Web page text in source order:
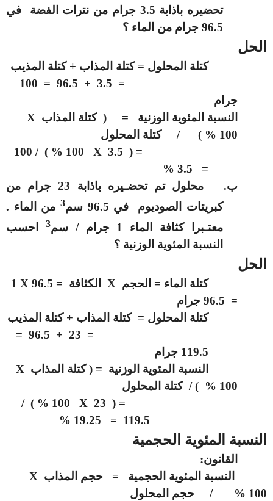
تحضيره باذابة 3.5 جرام من نترات الفضة في
96.5 جرام من الماء ؟
الحل
كتلة المحلول = كتلة المذاب + كتلة المذيب
= 3.5 + 96.5 = 100
جرام
النسبة المئوية الوزنية = ( كتلة المذاب X
100 % ) / كتلة المحلول
=
)
X
)
= 3.5 %
ب‌.
محلول تم تحضـيره باذابة 23 جرام من
كبريتات الصوديوم في 96.5 سم
3 من الماء .
معتـبرا كثافة الماء 1 جرام / سم
3
احسب
النسبة المئوية الوزنية ؟
الحل
كتلة الماء = الحجم X الكثافة = 96.5 X
= 96.5 جرام
كتلة المحلول = كتلة المذاب + كتلة المذيب
= 23 + 96.5 =
119.5 جرام
النسبة المئوية الوزنية = ( كتلة المذاب X
100 % ) / كتلة المحلول
= ( 23
X
100 % ) /
119.5 = 19.25 %
النسبة المئوية الحجمية
القانون:
النسبة المئوية الحجمية = حجم المذاب X
100 % / حجم المحلول